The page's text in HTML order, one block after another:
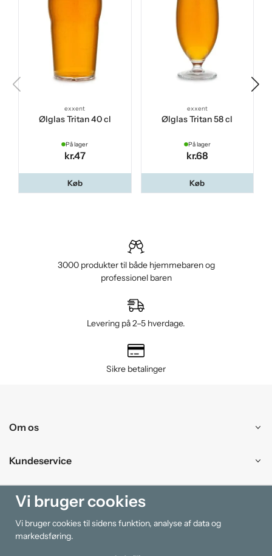
exxent
Ølglas Tritan 40 cl
På lager
kr.47
Køb
exxent
Ølglas Tritan 58 cl
På lager
kr.68
Køb
3000 produkter til både hjemmebaren og
professionel baren
Levering på 2–5 hverdage.
Sikre betalinger
Om os
Kundeservice
Handle ind
Information
Vi bruger cookies
Vi bruger cookies til sidens funktion, analyse af data og
markedsføring.